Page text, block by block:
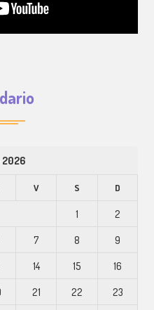
2026
V S D
1 2
7 8 9
14 15 16
21 22 23